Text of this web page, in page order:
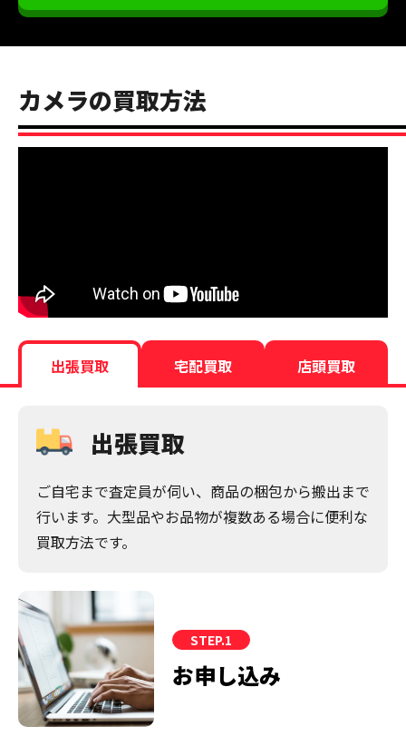
カメラの買取方法
出張買取 宅配買取 店頭買取
出張買取
ご自宅まで査定員が伺い、商品の梱包から搬出まで
行います。大型品やお品物が複数ある場合に便利な
買取方法です。
STEP.1
お申し込み